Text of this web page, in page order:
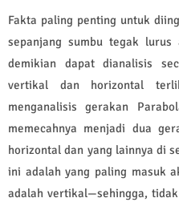
Fakta paling penting untuk
sepanjang sumbu tegak lurus
demikian dapat dianalisis
vertikal dan horizontal
menganalisis gerakan
memecahnya menjadi dua
horizontal dan yang lainnya di
ini adalah yang paling masuk
adalah vertikal—sehingga,